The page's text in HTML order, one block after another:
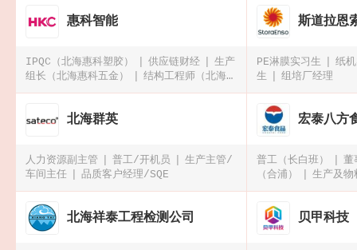
惠科智能
IPQC（北海惠科塑胶） 供应链财经
生产
组长（北海惠科五金）
结构工程师（北海惠
科五金）
斯道拉恩
PE淋膜实习生
纸
生
组培厂经理
北海群英
人力资源副主管 普工/开机员
生产主管/
车间主任
品质客户经理/SQE
宏泰八方
普工（长白班）
董
（合浦）
生产及
经理)
北海祥泰工程检测公司 贝甲科技